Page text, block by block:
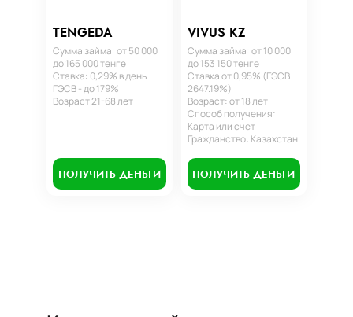
TENGEDA
Сумма займа: от 50 000
до 165 000 тенге
Ставка: 0,29% в день
ГЭСВ - до 179%
Возраст 21-68 лет
ПОЛУЧИТЬ ДЕНЬГИ
VIVUS KZ
Сумма займа: от 10 000
до 153 150 тенге
Ставка от 0,95% (ГЭСВ
2647.19%)
Возраст: от 18 лет
Способ получения:
Карта или счет
Гражданство: Казахстан
ПОЛУЧИТЬ ДЕНЬГИ